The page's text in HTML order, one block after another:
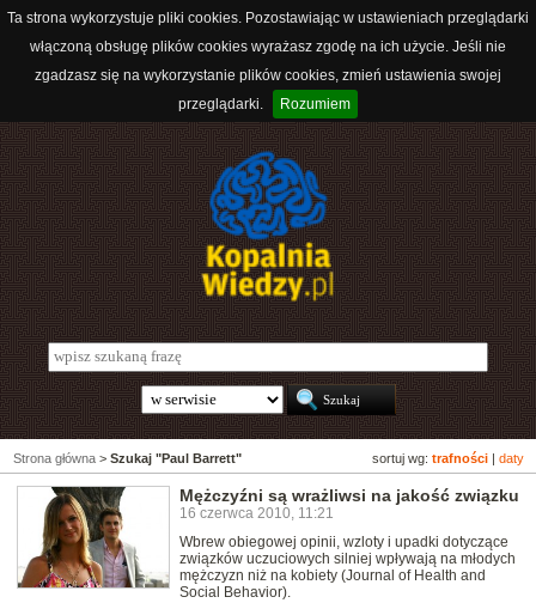
Ta strona wykorzystuje pliki cookies. Pozostawiając w ustawieniach przeglądarki
włączoną obsługę plików cookies wyrażasz zgodę na ich użycie. Jeśli nie
zgadzasz się na wykorzystanie plików cookies, zmień ustawienia swojej
przeglądarki.
Rozumiem
sortuj wg: trafności daty
Strona główna > Szukaj "Paul Barrett"
Mężczyźni są wrażliwsi na jakość związku
16 czerwca 2010, 11:21
Wbrew obiegowej opinii, wzloty i upadki dotyczące
związków uczuciowych silniej wpływają na młodych
mężczyzn niż na kobiety (Journal of Health and
Social Behavior).